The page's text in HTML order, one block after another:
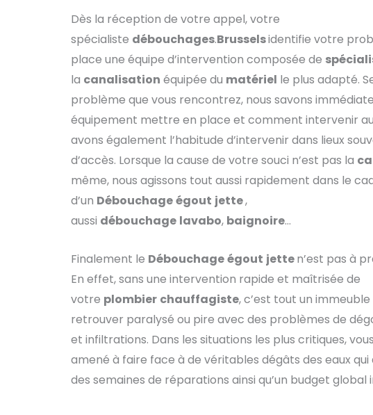
Dès la réception de votre appel, votre
spécialiste débouchages.Brusselsidentifie votre
place une équipe d’intervention composée de
la canalisation équipée du matériel le plus adapté.
problème que vous rencontrez, nous savons
équipement mettre en place et comment intervenir au
avons également l’habitude d’intervenir dans lieux
d’accès. Lorsque la cause de votre souci n’est pas la
même, nous agissons tout aussi rapidement dans le
d’un Débouchageégout jette,
aussi débouchage lavabo, baignoire…
Finalement le Débouchageégout jetten’est pas à
En effet, sans une intervention rapide et maîtrisée de
votre plombier chauffagiste, c’est tout un
retrouver paralysé ou pire avec des problèmes de
et infiltrations. Dans les situations les plus critiques,
amené à faire face à de véritables dégâts des eaux
des semaines de réparations ainsi qu’un budget